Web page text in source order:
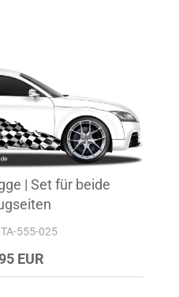
| Set für beide
555-025
EUR